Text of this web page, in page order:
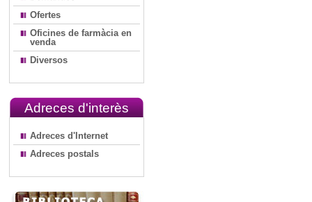
Ofertes
Oficines de farmàcia en
venda
Diversos
Adreces d'interès
Adreces d'Internet
Adreces postals